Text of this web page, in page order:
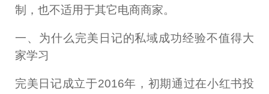
制，也不适用于其它电商商家。
一、为什么完美日记的私域成功经验不值得大
家学习
完美日记成立于2016年，初期通过在小红书投